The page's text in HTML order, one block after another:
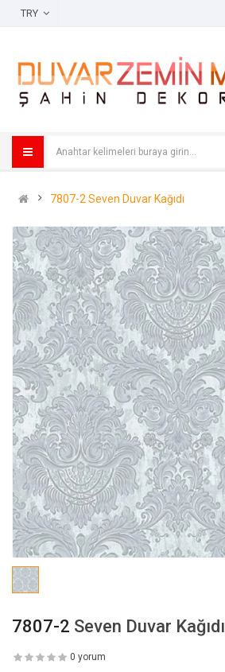
7807-2 Seven Duvar Kağıdı
7807-2 Seven Duvar Kağıdı
0 yorum